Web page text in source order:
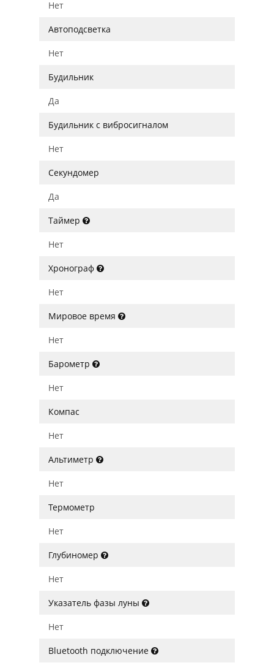
Нет
Автоподсветка
Нет
Будильник
Да
Будильник с вибросигналом
Нет
Секундомер
Да
Таймер
Нет
Хронограф
Нет
Мировое время
Нет
Барометр
Нет
Компас
Нет
Альтиметр
Нет
Термометр
Нет
Глубиномер
Нет
Указатель фазы луны
Нет
Bluetooth подключение